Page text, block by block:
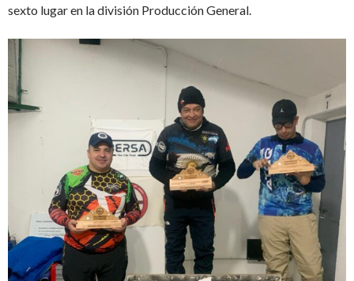
sexto lugar en la división Producción General.